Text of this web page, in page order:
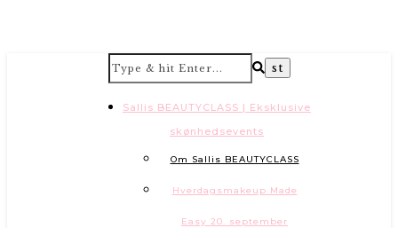
Sallis BEAUTYCLASS | Eksklusive
skønhedsevents
Om Sallis BEAUTYCLASS
Hverdagsmakeup Made
Easy 20. september